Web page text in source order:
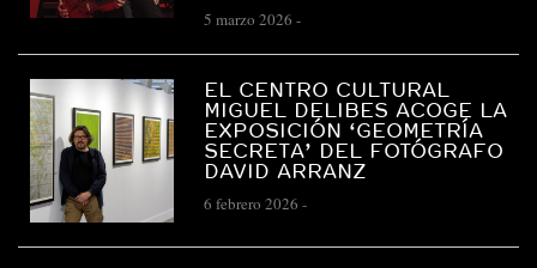
5 marzo 2026 -
EL CENTRO CULTURAL
MIGUEL DELIBES ACOGE LA
EXPOSICIÓN ‘GEOMETRÍA
SECRETA’ DEL FOTÓGRAFO
DAVID ARRANZ
6 febrero 2026 -